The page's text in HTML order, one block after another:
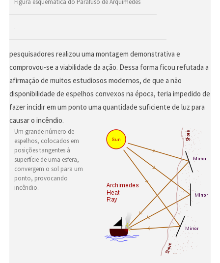
.
pesquisadores realizou uma montagem demonstrativa e
comprovou-se a viabilidade da ação. Dessa forma ficou refutada a
afirmação de muitos estudiosos modernos, de que a não
disponibilidade de espelhos convexos na época, teria impedido de
fazer incidir em um ponto uma quantidade suficiente de luz para
causar o incêndio.
Um grande número de
espelhos, colocados em
posições tangentes à
superfície de uma esfera,
convergem o sol para um
ponto, provocando
incêndio.